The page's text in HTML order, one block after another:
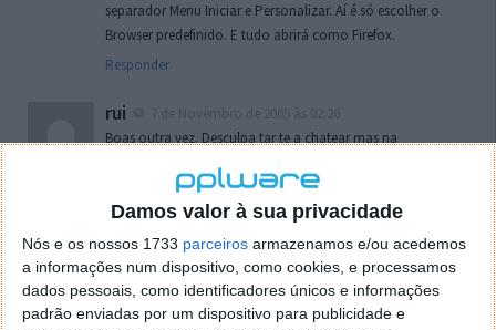
Damos valor à sua privacidade
Nós e os nossos 1733 parceiros armazenamos e/ou acedemos
a informações num dispositivo, como cookies, e processamos
dados pessoais, como identificadores únicos e informações
padrão enviadas por um dispositivo para publicidade e
separador Menu Iniciar e Personalizar. Aí é só escolher o
Browser predefinido. E tudo abrirá como Firefox.
Responder
rui
Boas outra vez. Desculpa tar te a chatear mas na
o firefox como browser predefenido
de control tudo e nada. Tou a comecar a desesperar, ate ja
tentei apagar o explorer na tentativa de forçar o uso do
firefox mas em vao. Kaso te lembres de outra dica fico
agradecido, caso contrario obrigado a mesma
Responder